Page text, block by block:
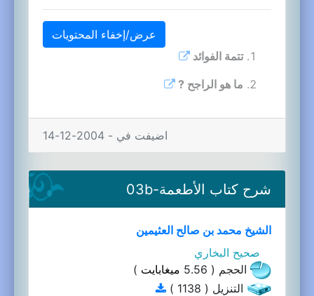
عرض/إخفاء المحتويات
تتمة الفوائد
ما هو الراجح ?
اضيفت في - 2004-12-14
شرح كتاب الأطعمة-03b
الشيخ محمد بن صالح العثيمين
صحيح البخاري
الحجم ( 5.56
ميغابايت )
التنزيل ( 1138 )